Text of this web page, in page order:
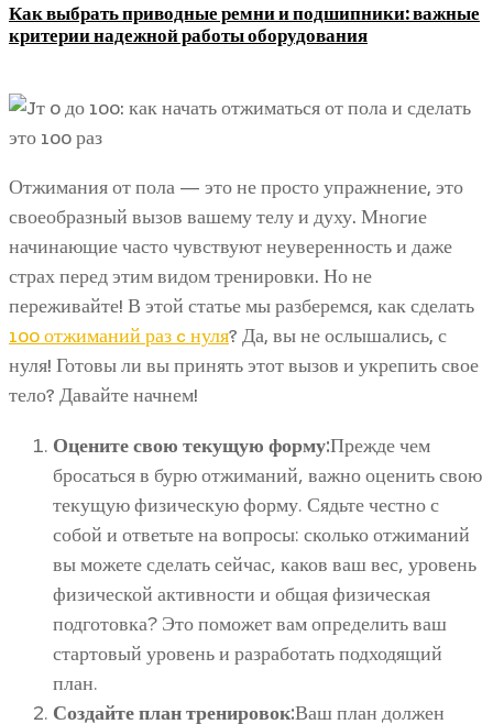
Как выбрать приводные ремни и подшипники: важные
критерии надежной работы оборудования
Отжимания от пола — это не просто упражнение, это
своеобразный вызов вашему телу и духу. Многие
начинающие часто чувствуют неуверенность и даже
страх перед этим видом тренировки. Но не
переживайте! В этой статье мы разберемся, как сделать
100 отжиманий раз c нуля? Да, вы не ослышались, с
нуля! Готовы ли вы принять этот вызов и укрепить свое
тело? Давайте начнем!
Оцените свою текущую форму:Прежде чем
бросаться в бурю отжиманий, важно оценить свою
текущую физическую форму. Сядьте честно с
собой и ответьте на вопросы: сколько отжиманий
вы можете сделать сейчас, каков ваш вес, уровень
физической активности и общая физическая
подготовка? Это поможет вам определить ваш
стартовый уровень и разработать подходящий
план.
Создайте план тренировок:Ваш план должен